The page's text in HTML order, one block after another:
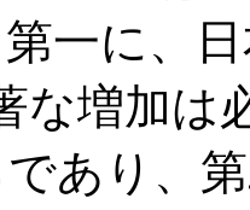
一に、
な増加は
あり、